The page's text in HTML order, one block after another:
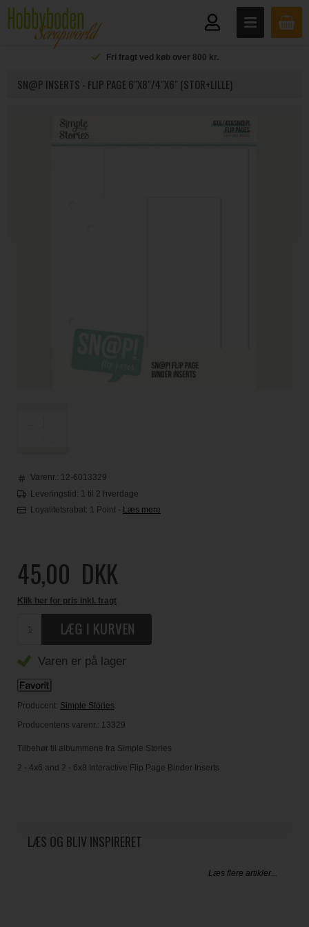
Fri fragt ved køb over 800 kr.
SN@P INSERTS - FLIP PAGE 6"X8"/4"X6" (STOR+LILLE)
Varenr.: 12-6013329
Leveringstid: 1 til 2 hverdage
Loyalitetsrabat: 1 Point - Læs mere
45,00 DKK
Klik her for pris inkl. fragt
Varen er på lager
Producent: Simple Stories
Producentens varenr.: 13329
Tilbehør til albummene fra Simple Stories
2 - 4x6 and 2 - 6x8 Interactive Flip Page Binder Inserts
LÆS OG BLIV INSPIRERET
Læs flere artikler...